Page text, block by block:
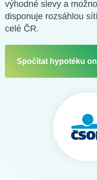
O služběFAQSlovník pojmů
výhodné slevy a
disponuje rozsáhlou
celé ČR.
Spočítat hypotéku